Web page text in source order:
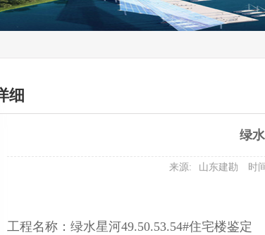
细
绿
来源: 山东建勘 时
工程名称：绿水星河49.50.53.54#住宅楼鉴定